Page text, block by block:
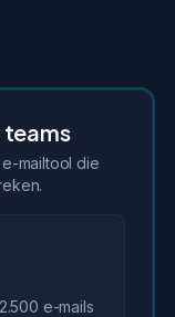
teams
mailtool die
e-mails